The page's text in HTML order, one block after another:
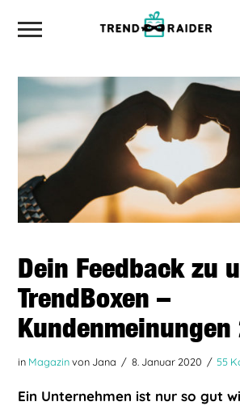
Dein Feedback zu
TrendBoxen –
Kundenmeinungen
in Magazinvon Jana 8. Januar 2020 55
Ein Unternehmen ist nur so gut